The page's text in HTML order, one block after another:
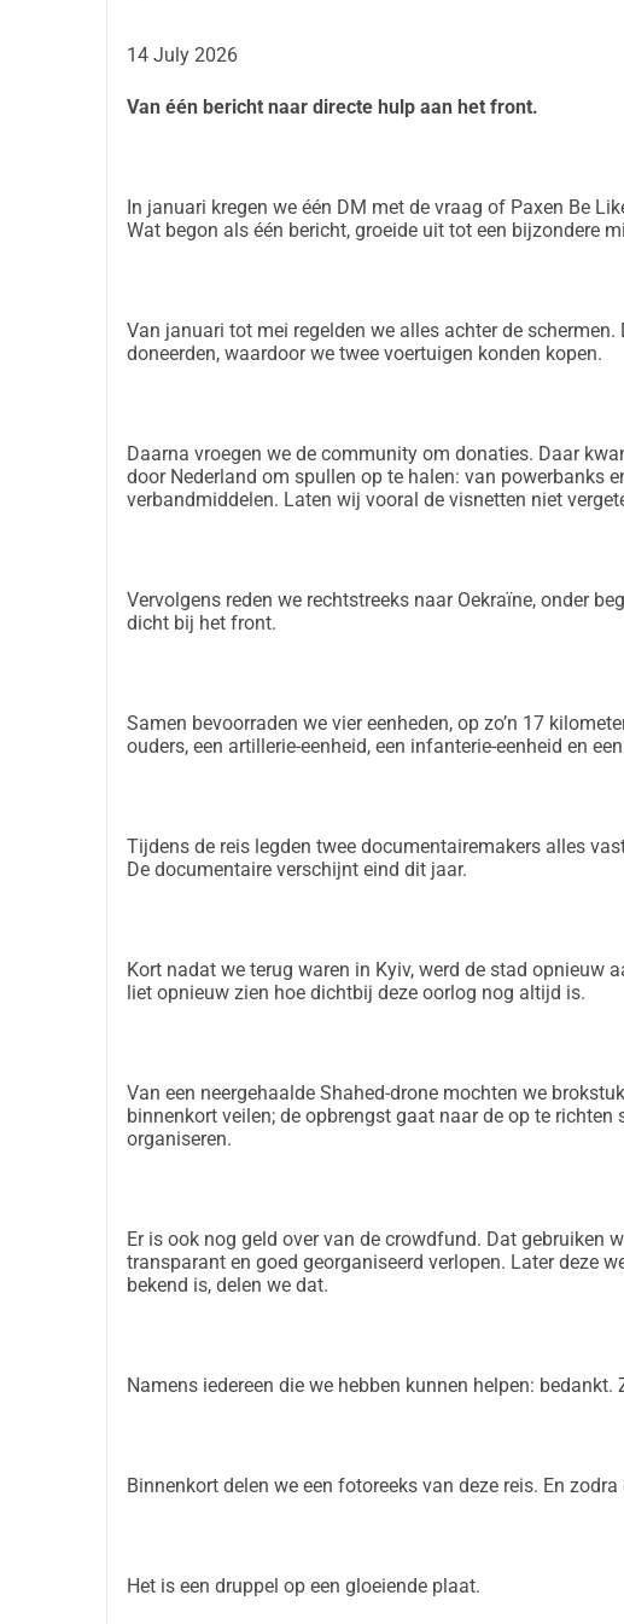
Hoe we de kosten drukken
worden de voertuigen die we aankopen volledig
Eerlijkheid en Veiligheid
Transparantie:
Elk bonnetje, van de aanschaf tot de brandstof, wordt na
Verwacht geen live-verslag of exacte data en tijden van
show van; we klaren de klus. (En nee, wij gaan hier geen
ondersteunen en hen de mobiliteit kunnen geven die ze
-pbl
14 July 2026
Van één bericht naar directe hulp aan het front.
In januari kregen we één DM met de vraag of Paxen Be
Wat begon als één bericht, groeide uit tot een bijzondere
Van januari tot mei regelden we alles achter de
doneerden, waardoor we twee voertuigen konden kopen.
Daarna vroegen we de community om donaties. Daar
door Nederland om spullen op te halen: van powerbanks
verbandmiddelen. Laten wij vooral de visnetten niet
Vervolgens reden we rechtstreeks naar Oekraïne, onder
dicht bij het front.
Samen bevoorraden we vier eenheden, op zo’n 17
ouders, een artillerie-eenheid, een infanterie-eenheid en
Tijdens de reis legden twee documentairemakers alles
De documentaire verschijnt eind dit jaar.
Kort nadat we terug waren in Kyiv, werd de stad opnieuw
liet opnieuw zien hoe dichtbij deze oorlog nog altijd is.
Van een neergehaalde Shahed-drone mochten we
binnenkort veilen; de opbrengst gaat naar de op te
organiseren.
Er is ook nog geld over van de crowdfund. Dat gebruiken
transparant en goed georganiseerd verlopen. Later deze
bekend is, delen we dat.
Namens iedereen die we hebben kunnen helpen:
Binnenkort delen we een fotoreeks van deze reis. En
Het is een druppel op een gloeiende plaat.